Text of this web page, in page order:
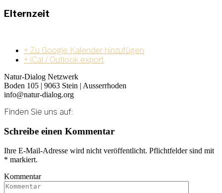
Elternzeit
+ Zu Google Kalender hinzufügen
+ iCal / Outlook export
Natur-Dialog Netzwerk
Boden 105 | 9063 Stein | Ausserrhoden
info@natur-dialog.org
Finden Sie uns auf:
Linkedin
page
opens
in
new
window
E-
Mail
page
opens
new
window
Schreibe einen Kommentar
Ihre E-Mail-Adresse wird nicht veröffentlicht. Pflichtfelder sind mit
* markiert.
Kommentar